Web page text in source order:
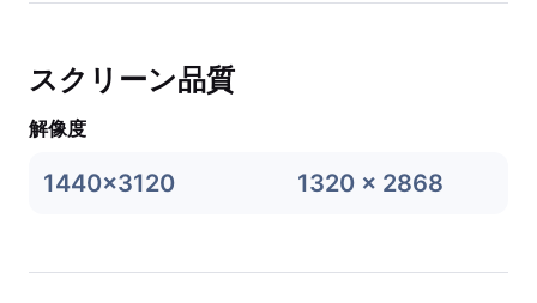
スクリーン品質
解像度
1440x3120 1320 x 2868